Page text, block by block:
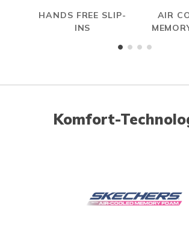
HANDS FREE SLIP-
INS
AIR
Komfort-